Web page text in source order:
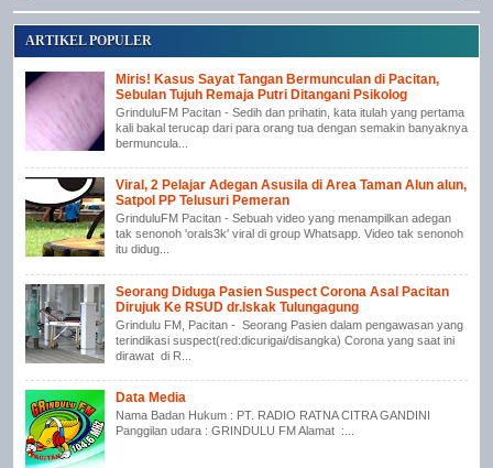
ARTIKEL POPULER
Miris! Kasus Sayat Tangan Bermunculan di Pacitan,
Sebulan Tujuh Remaja Putri Ditangani Psikolog
GrinduluFM Pacitan - Sedih dan prihatin, kata itulah yang pertama
kali bakal terucap dari para orang tua dengan semakin banyaknya
bermuncula...
Viral, 2 Pelajar Adegan Asusila di Area Taman Alun alun,
Satpol PP Telusuri Pemeran
GrinduluFM Pacitan - Sebuah video yang menampilkan adegan
tak senonoh 'orals3k' viral di group Whatsapp. Video tak senonoh
itu didug...
Seorang Diduga Pasien Suspect Corona Asal Pacitan
Dirujuk Ke RSUD dr.Iskak Tulungagung
Grindulu FM, Pacitan - Seorang Pasien dalam pengawasan yang
terindikasi suspect(red:dicurigai/disangka) Corona yang saat ini
dirawat di R...
Data Media
Nama Badan Hukum : PT. RADIO RATNA CITRA GANDINI
Panggilan udara : GRINDULU FM Alamat :...